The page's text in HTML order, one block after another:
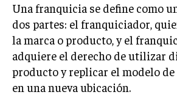
PUBLICIDAD
VENTAS Y PERSUASIÓN
GESTIÓN DE PRODUCTOS
COMUNICACIÓN CORPORATIVA
Una franquicia se define como
dos partes: el franquiciador,
la marca o producto, y el
adquiere el derecho de utilizar
producto y replicar el modelo
en una nueva ubicación.